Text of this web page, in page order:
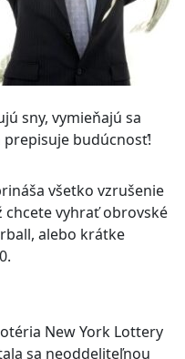
sny, vymieňajú sa
budúcnosť!
všetko vzrušenie
chcete vyhrať obrovské
alebo krátke
New York Lottery
sa neoddeliteľnou